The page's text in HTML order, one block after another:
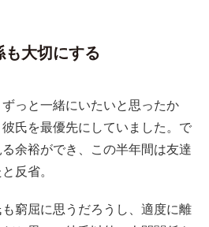
大切にする
ずっと一緒にいたいと思ったか
氏を最優先にしていました。で
余裕ができ、この半年間は友達
反省。
窮屈に思うだろうし、適度に離